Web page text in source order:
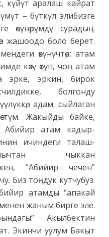
күйүт аралаш кайрат
– бүткүл элибизге
өкүнөрүмдү сурадың.
жашоодо боло берет.
өкүнүчтөр: атам
көзү өтүп, чоң атам
эрке, эркин, бирок
болгонду
адам сыйлаган
Жакыйды байке,
Абийир атам кадыр-
ичиндеги талаш-
чыккан
“Абийир чечен”
Биз тоңдук кутчубуз.
атамды “апакай
жаным бирге эле.
Акылбектин
Экинчи уулум Бакыт